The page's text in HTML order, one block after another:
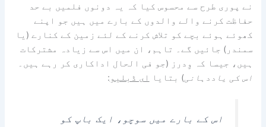
نے پوری طرح سے محسوس کیا کہ یہ دونوں فلمیں بے حد
حفاظت کرنے والے والدوں کے بارے میں ہیں جو اپنے
کھوئے ہوئے بچے کو تلاش کرنے کے لئے زمین کے کنارے (یا
سمندر) جائیں گے۔ تاہم، ان میں اس سے زیادہ مشترکات
ہیں، جیسا کہ وِدرز (جو فی الحال اداکاری کر رہے ہیں۔
اس کی یاددہانی) بتایا ای ڈبلیو :
اس کے بارے میں سوچو، ایک باپ کو